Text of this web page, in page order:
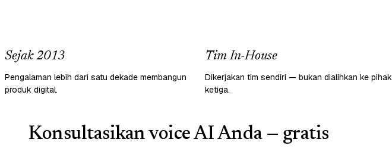
Sejak 2013
Pengalaman lebih dari satu dekade membangun
produk digital.
Tim In-House
Dikerjakan tim sendiri — bukan dialihkan ke pihak
ketiga.
Konsultasikan voice AI Anda — gratis